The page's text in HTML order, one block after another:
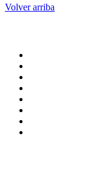
Volver arriba